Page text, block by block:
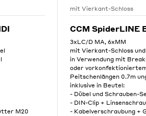
M20
mit Vierkant-Schloss
CCM SpiderLINE
3xLC/D MA, 6xMM
mit Vierkant-Schloss und
in Verwendung mit
oder
Peitschenlängen 0.7m
inklusive in Beutel:
- Dübel und Schrauben-
- DIN-Clip +
- Kabelverschraubung +